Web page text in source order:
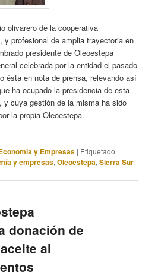
olivarero de la cooperativa
y profesional de amplia trayectoria en
presidente de Oleoestepa
celebrada por la entidad el pasado
ésta en nota de prensa, relevando así
ha ocupado la presidencia de esta
y cuya gestión de la misma ha sido
la propia Oleoestepa.
y Empresas | Etiquetado
y empresas,Oleoestepa,Sierra Sur
donación de
al